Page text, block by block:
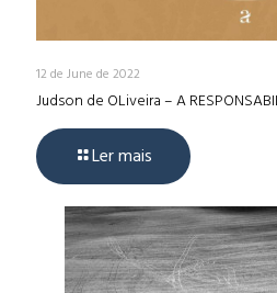
12 de June de 2022
Judson de OLiveira – A
Ler mais